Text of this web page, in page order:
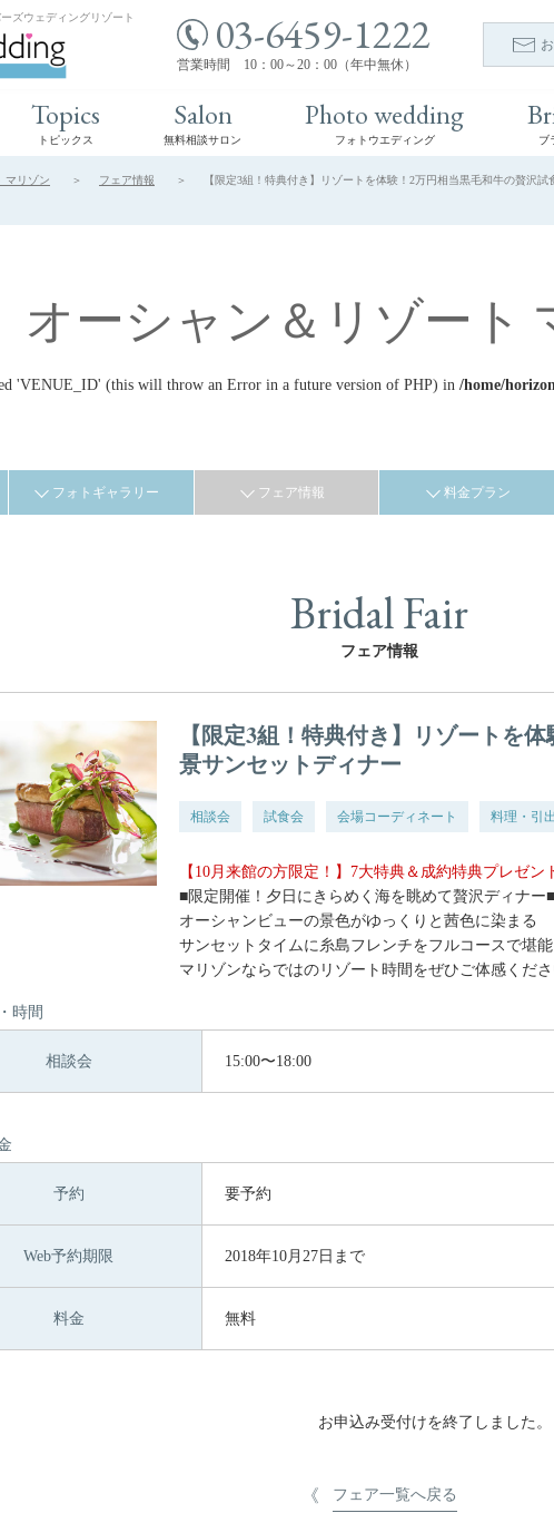
ズウェディングリゾート 03-6459-1222
営業時間 10：00～20：00（年中無休）
Topics
トピックス
Salon
無料相談サロン
Photo wedding
フォトウエディング ブ
マリゾン フェア情報
【限定3組！特典付き】リゾートを体験！2万円相当黒毛和牛の贅沢
オーシャン＆リゾート
'VENUE_ID' (this will throw an Error in a future version of PHP) in /home/
フォトギャラリー フェア情報 料金プラン
Bridal Fair
フェア情報
【限定3組！特典付き】リゾートを
景サンセットディナー
相談会 試食会 会場コーディネート 料理・引
【10月来館の方限定！】7大特典＆成約特典プレゼン
■限定開催！夕日にきらめく海を眺めて贅沢ディナー■
オーシャンビューの景色がゆっくりと茜色に染まる
サンセットタイムに糸島フレンチをフルコースで堪能
マリゾンならではのリゾート時間をぜひご体感くださ
時間
相談会 15:00〜18:00
予約 要予約
Web予約期限 2018年10月27日まで
料金 無料
お申込み受付けを終了しました。
フェア一覧へ戻る